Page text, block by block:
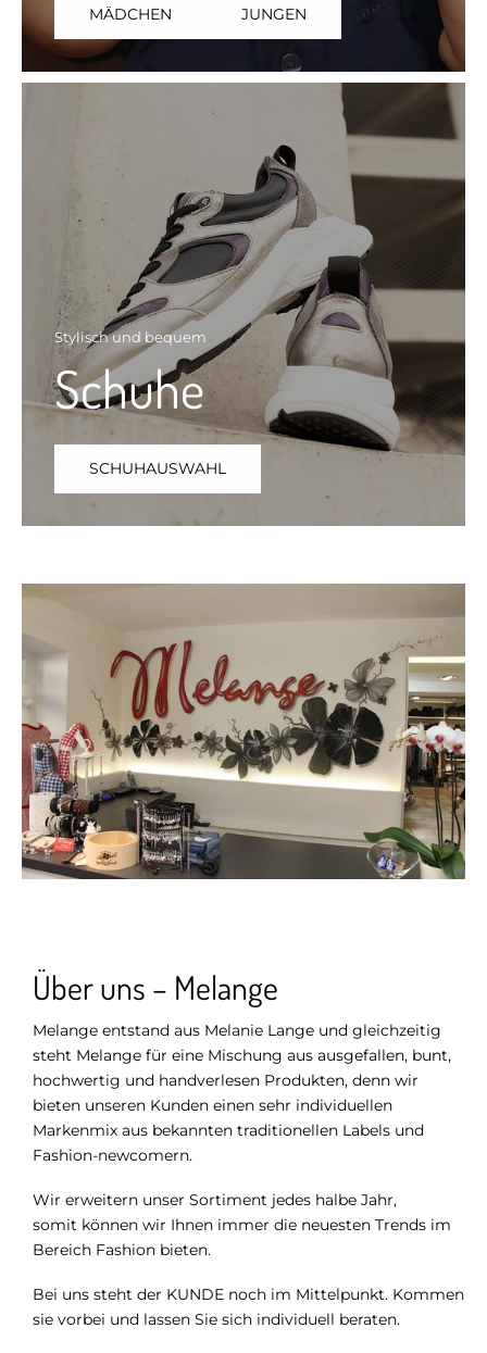
MÄDCHEN JUNGEN
Stylisch und bequem
Schuhe
SCHUHAUSWAHL
Über uns – Melange
Melange entstand aus Melanie Lange und gleichzeitig
steht Melange für eine Mischung aus ausgefallen, bunt,
hochwertig und handverlesen Produkten, denn wir
bieten unseren Kunden einen sehr individuellen
Markenmix aus bekannten traditionellen Labels und
Fashion-newcomern.
Wir erweitern unser Sortiment jedes halbe Jahr,
somit können wir Ihnen immer die neuesten Trends im
Bereich Fashion bieten.
Bei uns steht der KUNDE noch im Mittelpunkt. Kommen
sie vorbei und lassen Sie sich individuell beraten.